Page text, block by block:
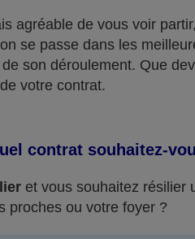
agréable de vous voir
se passe dans les
son déroulement. Que
votre contrat.
contrat souhaitez-
et vous souhaitez résilier
proches ou votre foyer ?